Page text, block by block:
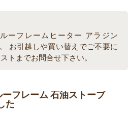
ーフレームヒーター アラジン
お引越しや買い替えでご不要に
トまでお問合せ下さい。
フレーム 石油ストーブ
た